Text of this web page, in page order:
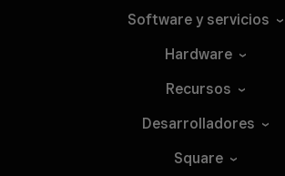
Software y servicios
Hardware
Recursos
Desarrolladores
Square